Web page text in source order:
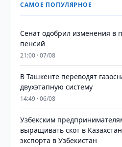
САМОЕ ПОПУЛЯРНОЕ
Сенат одобрил изменения в
пенсий
21:00 · 07/08
В Ташкенте переводят
двухэтапную систему
14:49 · 06/08
Узбекским
выращивать скот в
экспорта в Узбекистан